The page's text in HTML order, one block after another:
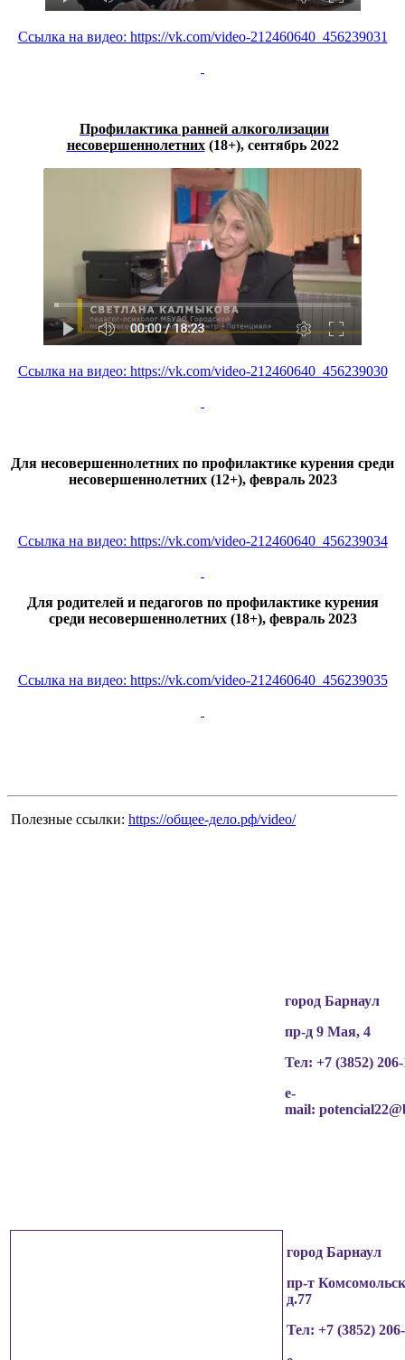
Ссылка на видео: https://vk.com/video-212460640_456239031
Профилактика ранней алкоголизации
несовершеннолетних(18+), сентябрь 2022
Ссылка на видео: https://vk.com/video-212460640_456239030
Для несовершеннолетних по профилактике курения среди
несовершеннолетних (12+), февраль 2023
Ссылка на видео: https://vk.com/video-212460640_456239034
Для родителей и педагогов по профилактике курения
среди несовершеннолетних (18+), февраль 2023
Ссылка на видео: https://vk.com/video-212460640_456239035
Полезные ссылки: https://общее-дело.рф/video/
город Барнаул
пр-д 9 Мая, 4
Тел: +7 (3852)
e-
mail:
город Барнаул
пр-т
д.77
Тел: +7 (3852)